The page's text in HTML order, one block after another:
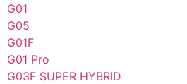
G01
G05
G01F
G01 Pro
G03F SUPER HYBRID